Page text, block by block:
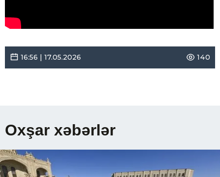
16:56 | 17.05.2026 140
Oxşar xəbərlər